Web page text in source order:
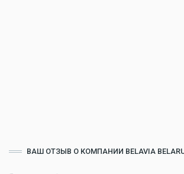
ВАШ ОТЗЫВ О КОМПАНИИ BELAVIA